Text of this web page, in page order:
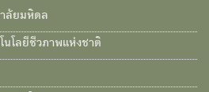
ลัยมหิดล
นโลยีชีวภาพแห่งชาติ